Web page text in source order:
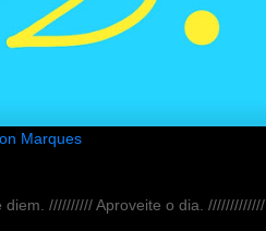
Marques
diem. ////////// Aproveite o dia. /////////////